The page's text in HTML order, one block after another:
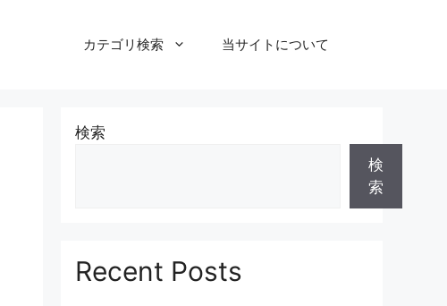
カテゴリ検索 当サイトについて
検索
検
索
Recent Posts